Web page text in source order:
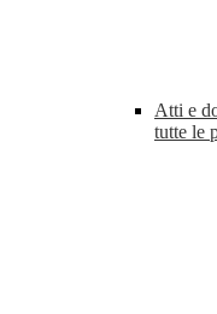
Atti e
tutte le